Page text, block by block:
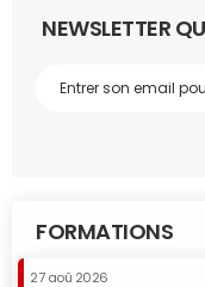
NEWSLETTER
FORMATIONS
27 aoû 2026